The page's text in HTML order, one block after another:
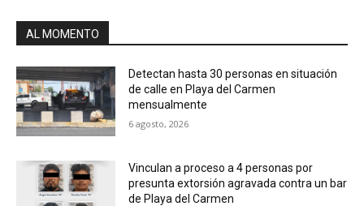
AL MOMENTO
Detectan hasta 30 personas en situación
de calle en Playa del Carmen
mensualmente
6 agosto, 2026
Vinculan a proceso a 4 personas por
presunta extorsión agravada contra un bar
de Playa del Carmen